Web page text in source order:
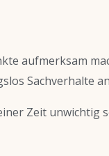
aufmerksam
Sachverhalte
Zeit